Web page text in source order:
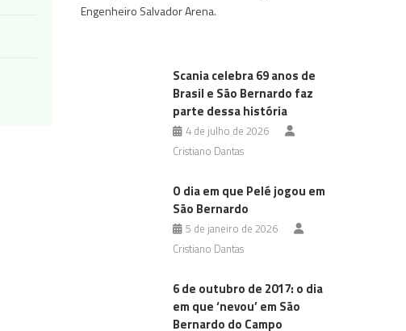
Engenheiro Salvador Arena.
Scania celebra 69 anos de
Brasil e São Bernardo faz
parte dessa história
4 de julho de 2026
Cristiano Dantas
O dia em que Pelé jogou em
São Bernardo
5 de janeiro de 2026
Cristiano Dantas
6 de outubro de 2017: o dia
em que ‘nevou’ em São
Bernardo do Campo